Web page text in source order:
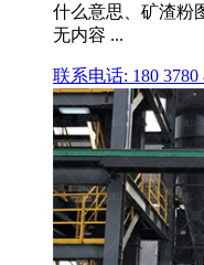
什么意思、矿渣粉
无内容 ...
联系电话: 180 3780